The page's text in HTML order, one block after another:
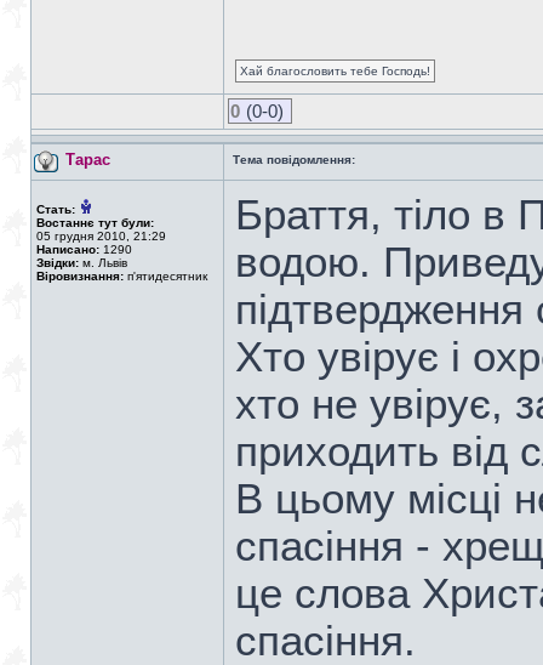
Хай благословить тебе Господь!
0 (0-0)
Тарас Тема повідомлення:
Стать:
Востаннє тут були:
05 грудня 2010, 21:29
Написано: 1290
Звідки: м. Львів
Віровизнання: п'ятидесятник
Браття, тіло в
водою.
Хто увірує і
хто не увірує,
приходить від
В цьому місці
спасіння -
це слова
спасіння.